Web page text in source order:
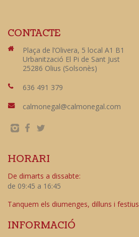
CONTACTE
Plaça de l’Olivera, 5 local A1 B1
Urbanització El Pi de Sant Just
25286 Olius (Solsonès)
636 491 379
calmonegal@calmonegal.com
HORARI
De dimarts a dissabte:
de 09:45 a 16:45
Tanquem els diumenges, dilluns i festius
INFORMACIÓ